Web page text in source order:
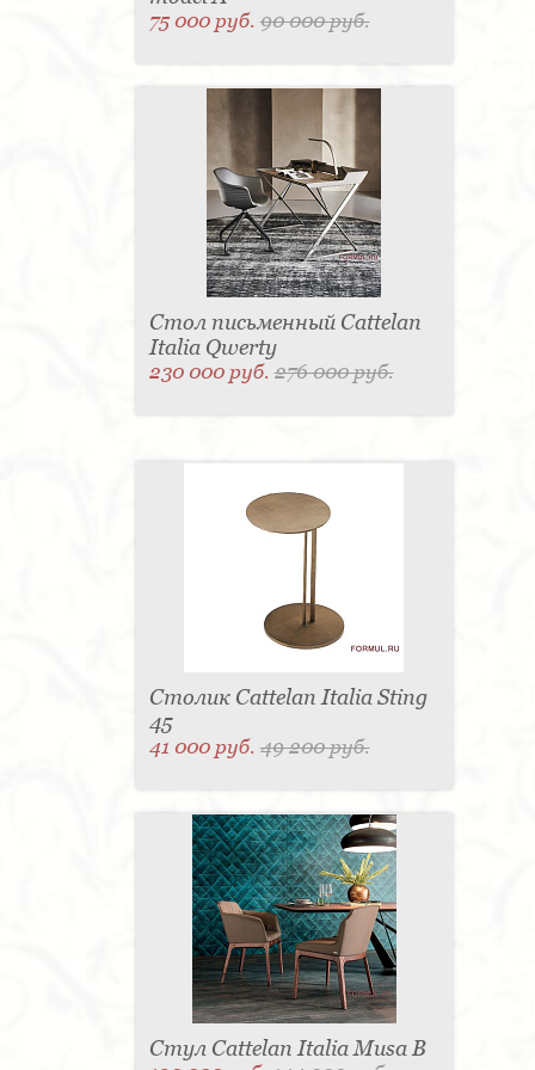
75 000 руб.90 000 руб.
Стол письменный Cattelan
Italia Qwerty
230 000 руб.276 000 руб.
Столик Cattelan Italia Sting
45
41 000 руб.49 200 руб.
Стул Cattelan Italia Musa B